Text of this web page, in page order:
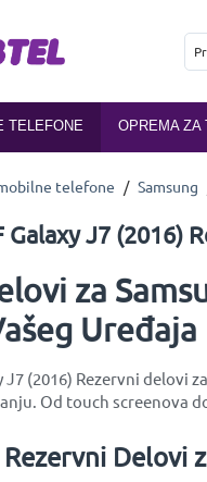
TELEFONE OPREMA ZA
telefone / Samsung
Galaxy J7 (2016)
za
Uređaja
J7 (2016) Rezervni
Od touch screenova
Delovi